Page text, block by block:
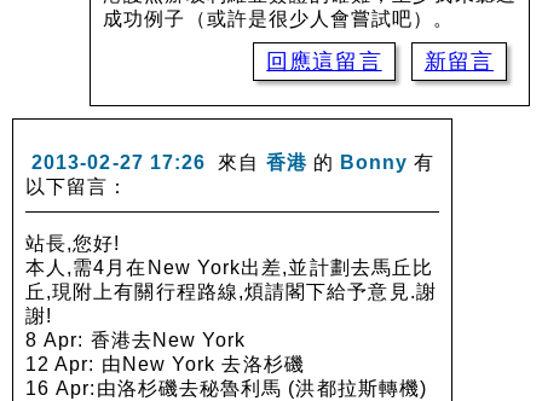
成功例子（或許是很少人會嘗試吧）。
回應這留言 新留言
2013-02-27 17:26 來自 香港 的 Bonny 有
以下留言：
站長,您好!
本人,需4月在New York出差,並計劃去馬丘比
丘,現附上有關行程路線,煩請閣下給予意見.謝
謝!
8 Apr: 香港去New York
12 Apr: 由New York 去洛杉磯
16 Apr:由洛杉磯去秘魯利馬 (洪都拉斯轉機)